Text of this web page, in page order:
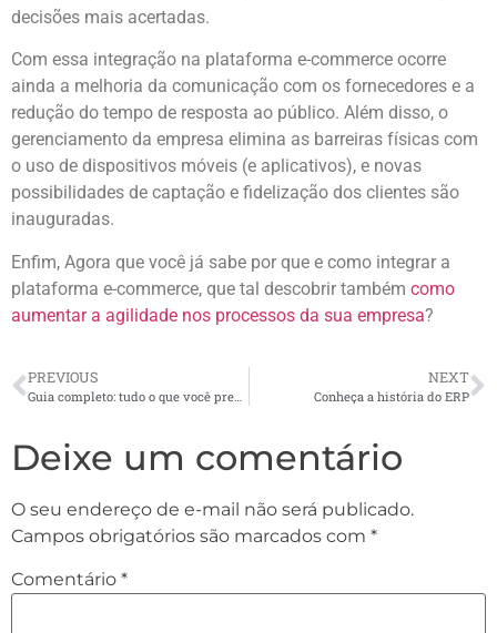
decisões mais acertadas.
Com essa integração na plataforma e-commerce ocorre
ainda a melhoria da comunicação com os fornecedores e a
redução do tempo de resposta ao público. Além disso, o
gerenciamento da empresa elimina as barreiras físicas com
o uso de dispositivos móveis (e aplicativos), e novas
possibilidades de captação e fidelização dos clientes são
inauguradas.
Enfim, Agora que você já sabe por que e como integrar a
plataforma e-commerce, que tal descobrir também como
aumentar a agilidade nos processos da sua empresa?
PREVIOUS
Guia completo: tudo o que você precisa saber sobre gestão de projetos
NEXT
Conheça a história do ERP
Deixe um comentário
O seu endereço de e-mail não será publicado.
Campos obrigatórios são marcados com *
Comentário *